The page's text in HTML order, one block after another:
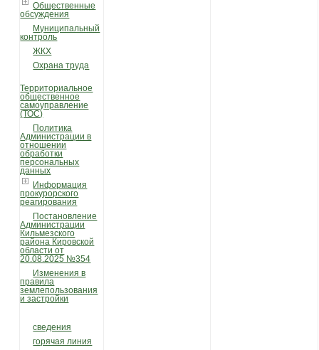
Общественные
обсуждения
Муниципальный
контроль
ЖКХ
Охрана труда
Территориальное
общественное
самоуправление
(ТОС)
Политика
Администрации в
отношении
обработки
персональных
данных
Информация
прокурорского
реагирования
Постановление
Администрации
Кильмезского
района Кировской
области от
20.08.2025 №354
Изменения в
правила
землепользования
и застройки
сведения
горячая линия